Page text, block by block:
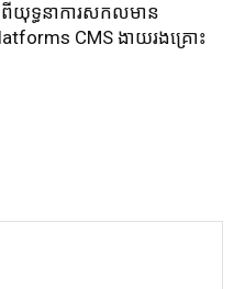
ពីយុទ្ធនាការសកលមាន
CMS ងាយរងគ្រោះ